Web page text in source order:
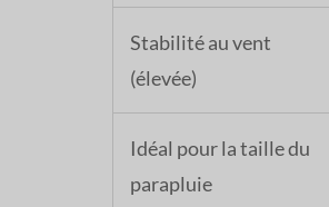
Stabilité au vent
(élevée)
Idéal pour la taille du
parapluie